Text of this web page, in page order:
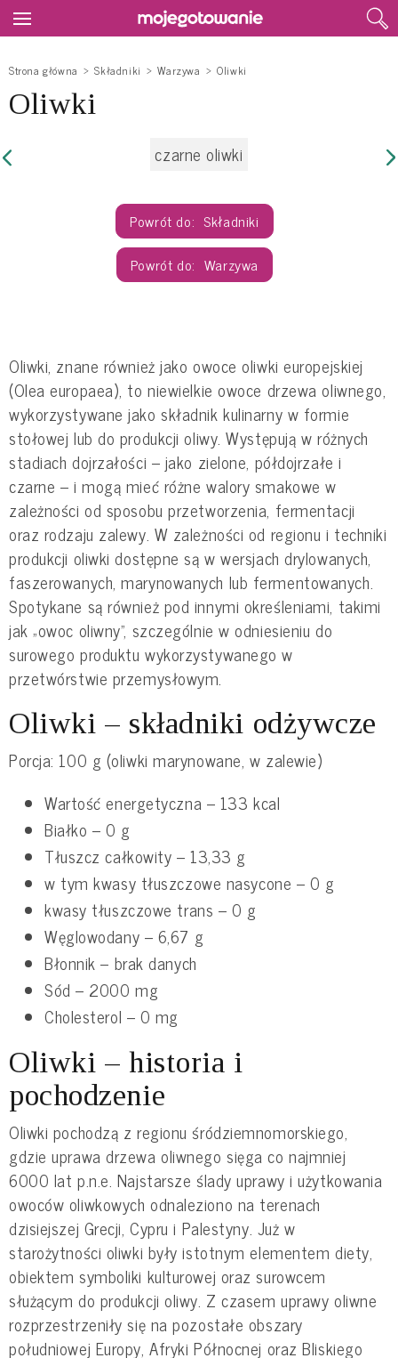
Strona główna Składniki Warzywa Oliwki
Oliwki
czarne oliwki
Składniki
Warzywa
Oliwki, znane również jako owoce oliwki europejskiej
(Olea europaea), to niewielkie owoce drzewa oliwnego,
wykorzystywane jako składnik kulinarny w formie
stołowej lub do produkcji oliwy. Występują w różnych
stadiach dojrzałości – jako zielone, półdojrzałe i
czarne – i mogą mieć różne walory smakowe w
zależności od sposobu przetworzenia, fermentacji
oraz rodzaju zalewy. W zależności od regionu i techniki
produkcji oliwki dostępne są w wersjach drylowanych,
faszerowanych, marynowanych lub fermentowanych.
Spotykane są również pod innymi określeniami, takimi
jak „owoc oliwny”, szczególnie w odniesieniu do
surowego produktu wykorzystywanego w
przetwórstwie przemysłowym.
Oliwki – składniki odżywcze
Porcja: 100 g (oliwki marynowane, w zalewie)
Wartość energetyczna – 133 kcal
Białko – 0 g
Tłuszcz całkowity – 13,33 g
w tym kwasy tłuszczowe nasycone – 0 g
kwasy tłuszczowe trans – 0 g
Węglowodany – 6,67 g
Błonnik – brak danych
Sód – 2000 mg
Cholesterol – 0 mg
Oliwki – historia i
pochodzenie
Oliwki pochodzą z regionu śródziemnomorskiego,
gdzie uprawa drzewa oliwnego sięga co najmniej
6000 lat p.n.e. Najstarsze ślady uprawy i użytkowania
owoców oliwkowych odnaleziono na terenach
dzisiejszej Grecji, Cypru i Palestyny. Już w
starożytności oliwki były istotnym elementem diety,
obiektem symboliki kulturowej oraz surowcem
służącym do produkcji oliwy. Z czasem uprawy oliwne
rozprzestrzeniły się na pozostałe obszary
południowej Europy, Afryki Północnej oraz Bliskiego